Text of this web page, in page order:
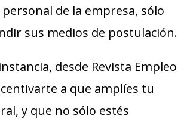
personal de la empresa, sólo
sus medios de postulación.
desde Revista Empleo
a que amplíes tu
y que no sólo estés